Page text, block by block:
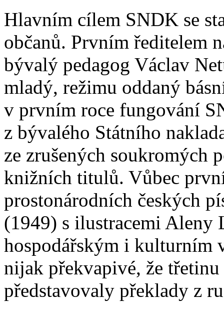
Hlavním cílem SNDK se
občanů. Prvním ředitelem
bývalý pedagog Václav
mladý, režimu oddaný
v prvním roce fungování
z bývalého Státního
ze zrušených soukromých
knižních titulů. Vůbec
prostonárodních českých
(1949) s ilustracemi Aleny
hospodářským i kulturním
nijak překvapivé, že
představovaly překlady z